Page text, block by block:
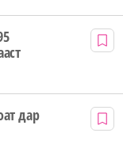
дар